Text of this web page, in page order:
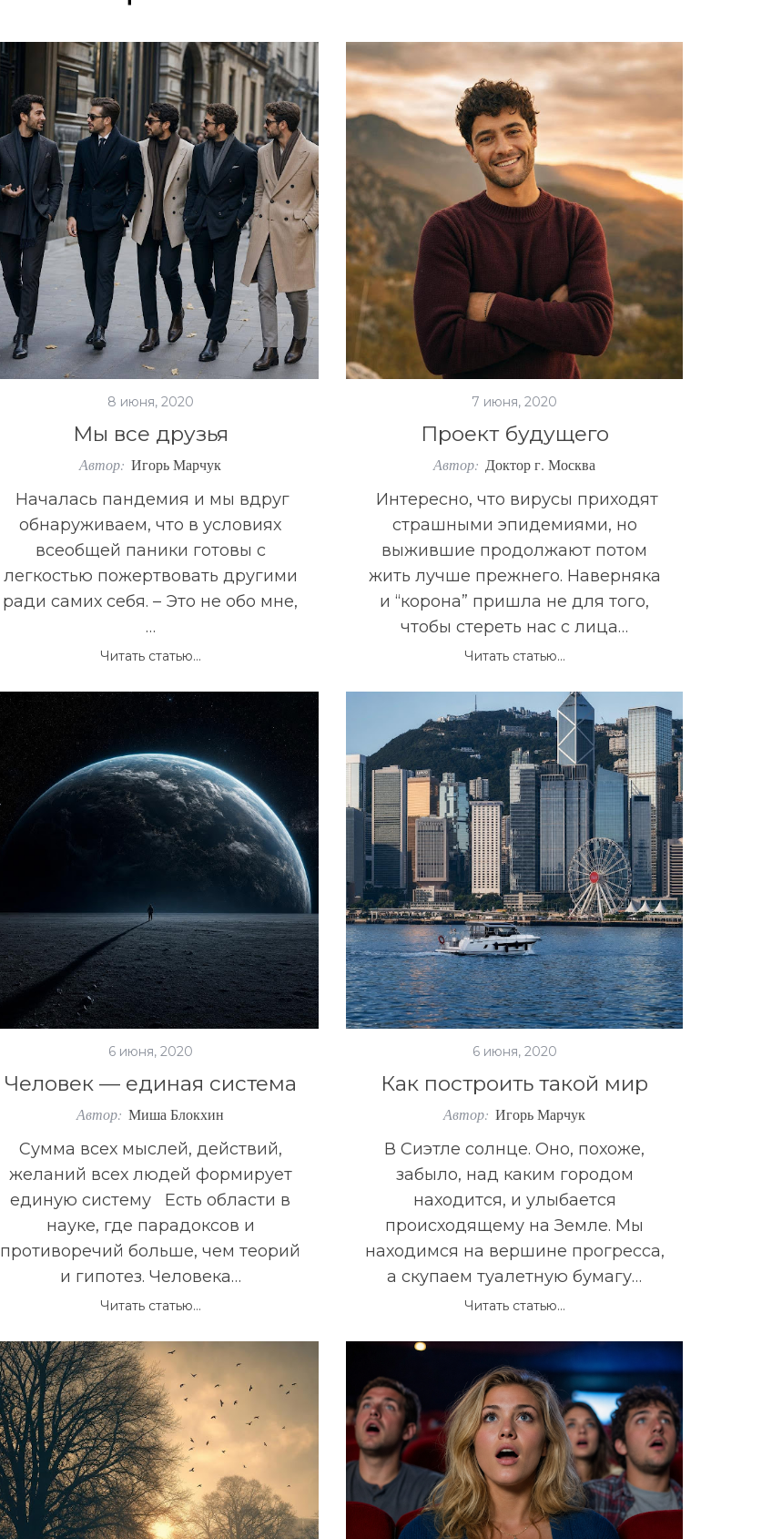
8 июня, 2020
Мы все друзья
Автор: Игорь Марчук
Началась пандемия и мы вдруг
обнаруживаем, что в условиях
всеобщей паники готовы с
легкостью пожертвовать другими
ради самих себя. – Это не обо мне,
…
Читать статью...
7 июня, 2020
Проект будущего
Автор: Доктор г. Москва
Интересно, что вирусы приходят
страшными эпидемиями, но
выжившие продолжают потом
жить лучше прежнего. Наверняка
и “корона” пришла не для того,
чтобы стереть нас с лица…
Читать статью...
6 июня, 2020
Человек — единая система
Автор: Миша Блокхин
Сумма всех мыслей, действий,
желаний всех людей формирует
единую систему Есть области в
науке, где парадоксов и
противоречий больше, чем теорий
и гипотез. Человека…
Читать статью...
6 июня, 2020
Как построить такой мир
Автор: Игорь Марчук
В Сиэтле солнце. Оно, похоже,
забыло, над каким городом
находится, и улыбается
происходящему на Земле. Мы
находимся на вершине прогресса,
а скупаем туалетную бумагу…
Читать статью...